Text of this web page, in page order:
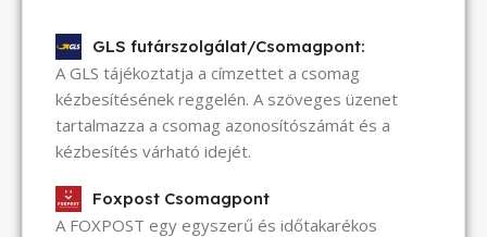
GLS futárszolgálat/Csomagpont:
A GLS tájékoztatja a címzettet a csomag
kézbesítésének reggelén. A szöveges üzenet
tartalmazza a csomag azonosítószámát és a
kézbesítés várható idejét.
Foxpost Csomagpont
A FOXPOST egy egyszerű és időtakarékos